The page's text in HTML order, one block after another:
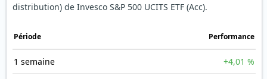
distribution) de Invesco S&P 500 UCITS ETF (Acc).
Période Performance
1 semaine +4,01 %